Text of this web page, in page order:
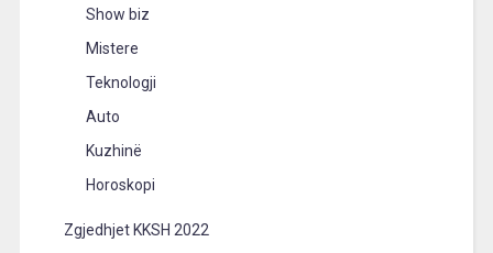
Show biz
Mistere
Teknologji
Auto
Kuzhinë
Horoskopi
Zgjedhjet KKSH 2022